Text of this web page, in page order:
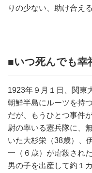
りの少ない、助け合え
■いつ死んでも幸
1923年９月１日、関東
朝鮮半島にルーツを持
だが、もうひとつ事件
尉の率いる憲兵隊に、
いた大杉栄（38歳）、
一（６歳）が虐殺され
男の子を出産して約１